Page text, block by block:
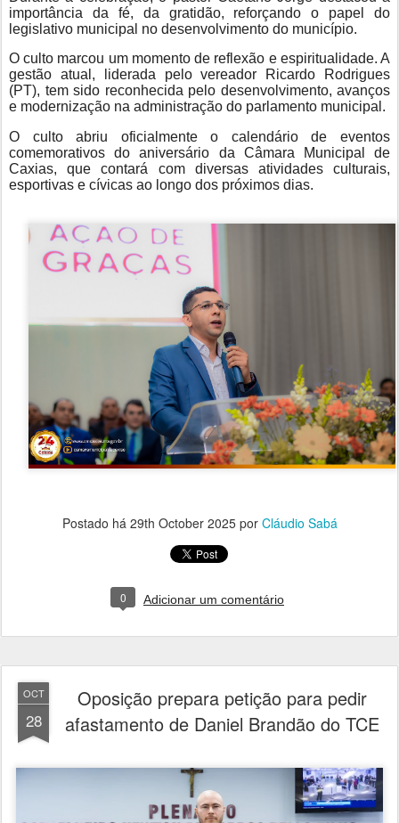
importância da fé, da gratidão, reforçando o papel do
legislativo municipal no desenvolvimento do município.
O culto marcou um momento de reflexão e espiritualidade. A
gestão atual, liderada pelo vereador Ricardo Rodrigues
(PT), tem sido reconhecida pelo desenvolvimento, avanços
e modernização na administração do parlamento municipal.
O culto abriu oficialmente o calendário de eventos
comemorativos do aniversário da Câmara Municipal de
Caxias, que contará com diversas atividades culturais,
esportivas e cívicas ao longo dos próximos dias.
Postado há 29th October 2025por Cláudio Sabá
0 Adicionar um comentário
OCT
28
Oposição prepara petição para pedir
afastamento de Daniel Brandão do TCE